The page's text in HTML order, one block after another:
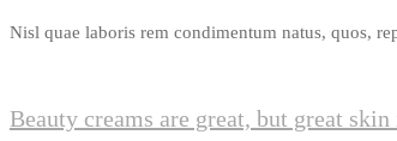
Nisl quae laboris rem condimentum natus, quos,
Beauty creams are great, but great